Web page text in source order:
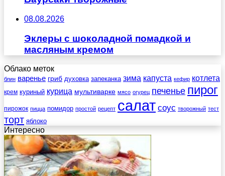
08.08.2026
Эклеры с шоколадной помадкой и
масляным кремом
Облако меток
блин варенье гриб духовка запеканка зима капуста кефир котлета
крем куриный курица мультиварке мясо огурец печенье пирог
пирожок пицца помидор простой рецепт салат соус творожный тест
торт яблоко
Интересно